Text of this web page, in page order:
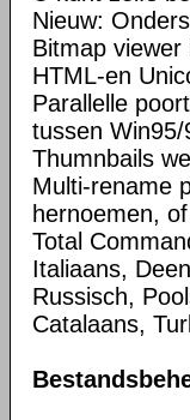
Nieuw:
Bitmap
HTML-en
Parallelle
tussen
Thumnbails
Multi-rename
hernoemen,
Total
Italiaans,
Russisch,
Catalaans,